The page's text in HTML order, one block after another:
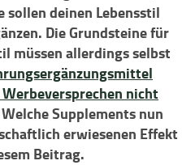
sollen deinen Lebensstil
Die Grundsteine für
müssen allerdings selbst
nicht
Supplements nun
erwiesenen Effekt
Beitrag.